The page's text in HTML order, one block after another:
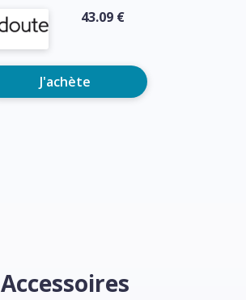
43.09 €
J'achète
Accessoires